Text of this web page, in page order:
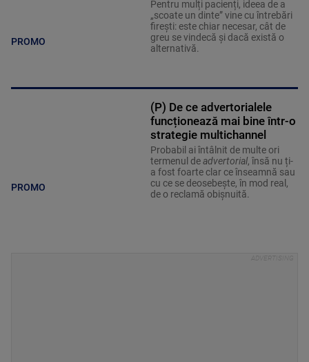
PROMO
Pentru mulți pacienți, ideea de a
„scoate un dinte” vine cu întrebări
firești: este chiar necesar, cât de
greu se vindecă și dacă există o
alternativă.
PROMO
(P) De ce advertorialele
funcționează mai bine într-o
strategie multichannel
Probabil ai întâlnit de multe ori
termenul deadvertorial, însă nu ți-
a fost foarte clar ce înseamnă sau
cu ce se deosebește, în mod real,
de o reclamă obișnuită.